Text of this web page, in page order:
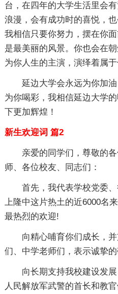
台，在四年的大学生活里会
浪漫，会有成功时的喜悦，
我相信只要你努力，摆在你
是最美丽的风景。你也会在
为你人生的主演，演绎着属于
延边大学会永远为你加
为你喝彩，我相信延边大学
下更加辉煌！
新生欢迎词 篇2
亲爱的同学们，尊敬的
师、各位校友、同志们：
首先，我代表学校党委
上隆中这片热土的近6000名
最热烈的欢迎!
向精心哺育你们成长，
们、中学老师们，表示诚挚
向长期支持我校建设发
人民解放军武警的首长和教